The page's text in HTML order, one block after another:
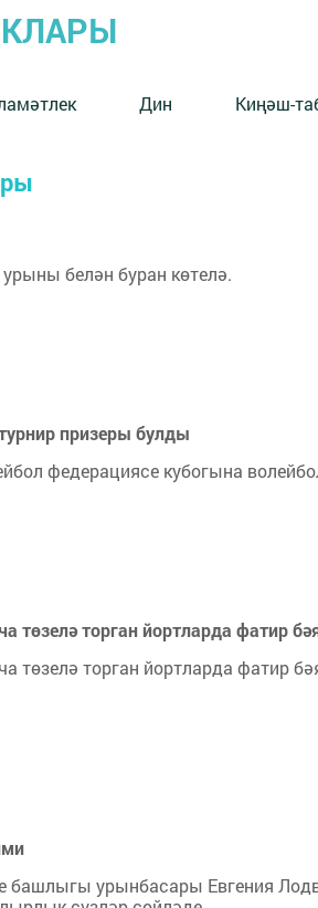
Дин Киңәш-
белән буран көтелә.
призеры булды
федерациясе кубогына
төзелә торган йортларда фатир
төзелә торган йортларда фатир
башлыгы урынбасары Евгения